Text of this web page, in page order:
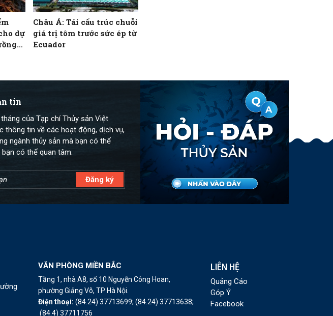
dự
Châu Á: Tái cấu trúc chuỗi
giá trị tôm trước sức ép từ
Ecuador
tin
của Tạp chí Thủy sản Việt
thông tin về các hoạt động, dịch vụ,
ngành thủy sản mà bạn có thể
có thể quan tâm.
VĂN PHÒNG MIỀN BẮC
Tầng 1, nhà A8, số 10 Nguyễn Công Hoan,
phường Giảng Võ, TP Hà Nội.
Điện thoại:(84.24) 37713699;(84.24) 37713638;
(84.4) 37711756
LIÊN HỆ
Quảng Cáo
Góp Ý
Facebook